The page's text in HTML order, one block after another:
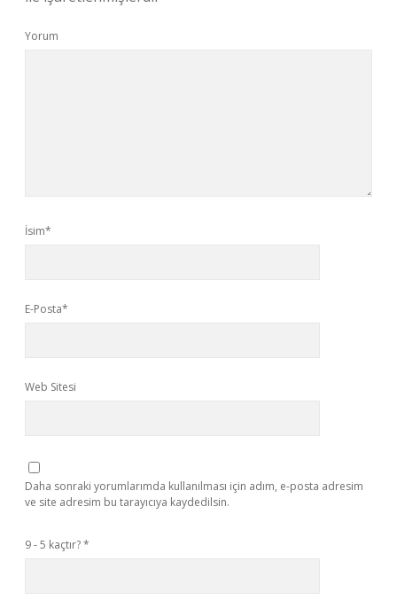
Yorum
İsim*
E-Posta*
Web Sitesi
Daha sonraki yorumlarımda kullanılması için adım, e-posta adresim
ve site adresim bu tarayıcıya kaydedilsin.
9 - 5 kaçtır?*